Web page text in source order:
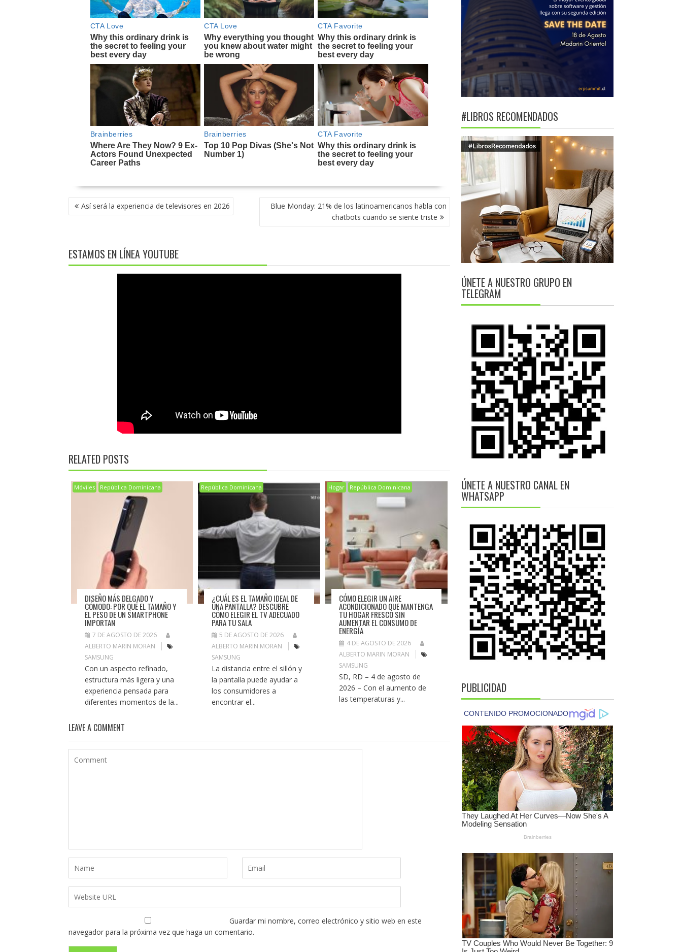
NAVEGACIÓN
DE Así será la experiencia de televisores en 2026
Blue Monday: 21% de los latinoamericanos habla con
chatbots cuando se siente triste
ESTAMOS EN LÍNEA YOUTUBE
RELATED POSTS
Móviles República Dominicana
DISEÑO MÁS DELGADO Y
CÓMODO: POR QUÉ EL TAMAÑO Y
EL PESO DE UN SMARTPHONE
IMPORTAN
7 DE AGOSTO DE 2026
ALBERTO MARIN MORAN
SAMSUNG
Con un aspecto refinado,
estructura más ligera y una
experiencia pensada para
diferentes momentos de la...
República Dominicana
¿CUÁL ES EL TAMAÑO IDEAL DE
UNA PANTALLA? DESCUBRE
CÓMO ELEGIR EL TV ADECUADO
PARA TU SALA
5 DE AGOSTO DE 2026
ALBERTO MARIN MORAN
SAMSUNG
La distancia entre el sillón y
la pantalla puede ayudar a
los consumidores a
encontrar el...
Hogar República Dominicana
CÓMO ELEGIR UN AIRE
ACONDICIONADO QUE MANTENGA
TU HOGAR FRESCO SIN
AUMENTAR EL CONSUMO DE
ENERGÍA
4 DE AGOSTO DE 2026
ALBERTO MARIN MORAN
SAMSUNG
SD, RD – 4 de agosto de
2026 – Con el aumento de
las temperaturas y...
LEAVE A COMMENT
Guardar mi nombre, correo electrónico y sitio web en este
navegador para la próxima vez que haga un comentario.
#LIBROS RECOMENDADOS
ÚNETE A NUESTRO GRUPO EN
TELEGRAM
ÚNETE A NUESTRO CANAL EN
WHATSAPP
PUBLICIDAD